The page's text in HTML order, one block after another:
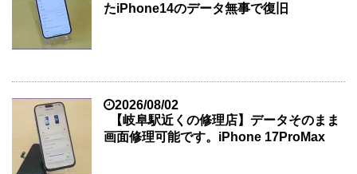
たiPhone14のデータ無事で復旧
2026/08/02
【岐阜駅近くの修理店】データそのまま
画面修理可能です。iPhone 17ProMax